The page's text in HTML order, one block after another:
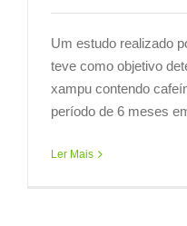
Um estudo realizado
teve como objetivo
xampu contendo
período de 6 meses
Ler Mais